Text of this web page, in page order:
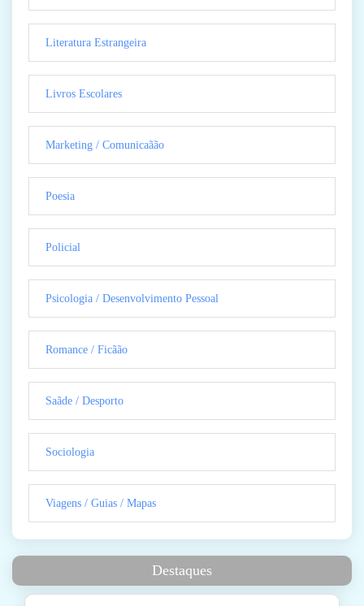
Literatura Estrangeira
Livros Escolares
Marketing / Comunicaãão
Poesia
Policial
Psicologia / Desenvolvimento Pessoal
Romance / Ficãão
Saãde / Desporto
Sociologia
Viagens / Guias / Mapas
Destaques